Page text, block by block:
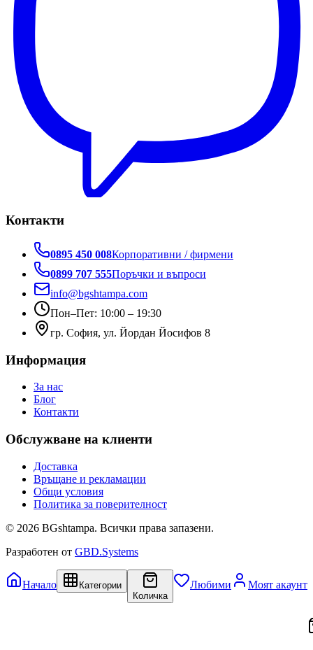
Контакти
0895 450 008Корпоративни / фирмени
0899 707 555Поръчки и въпроси
info@bgshtampa.com
Пон–Пет: 10:00 – 19:30
гр. София, ул. Йордан Йосифов 8
Информация
За нас
Блог
Контакти
Обслужване на клиенти
Доставка
Връщане и рекламации
Общи условия
Политика за поверителност
© 2026 BGshtampa. Всички права запазени.
Разработен от GBD.Systems
Начало
Категории
Количка
Любими Моят акаунт